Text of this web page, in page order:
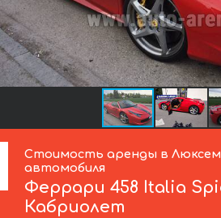
Стоимость аренды в
автомобиля
Феррари 458 Italia
Кабриолет